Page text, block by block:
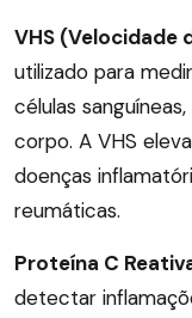
VHS (Velocidade
utilizado para
células
corpo. A VHS
doenças
reumáticas.
Proteína C
detectar